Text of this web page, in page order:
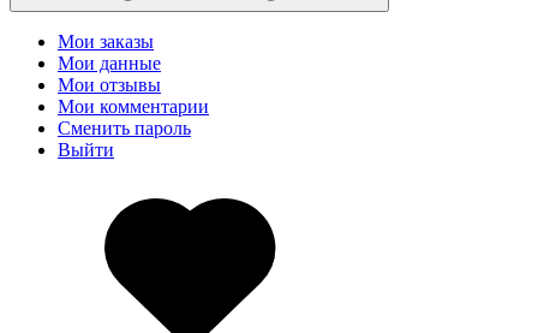
Мои заказы
Мои данные
Мои отзывы
Мои комментарии
Сменить пароль
Выйти